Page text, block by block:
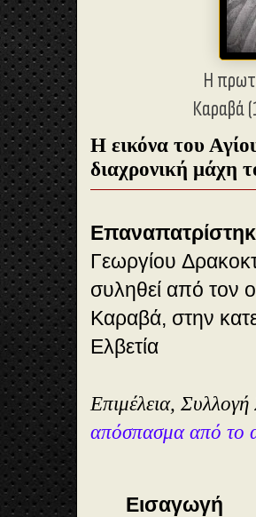
Η
Καραβά
Η εικόνα του
διαχρονική μάχη
Γεωργίου
συληθεί από τον
Καραβά, στην
Eλβετία
Επιμέλεια,
απόσπασμα από το
Εισαγωγή